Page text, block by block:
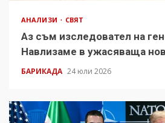
АНАЛИЗИ СВЯТ
Аз съм изследовател на
Навлизаме в ужасяваща
БАРИКАДА 24 юли 2026